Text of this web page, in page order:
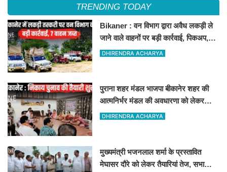
TRENDING TODAY
Bikaner : वन विभाग द्वारा अवैध लकड़ी ले
जाने वाले वाहनों पर बड़ी कार्रवाई, पिकअप,
ट्रैक्टर और ट्रक जब्त!
DHIRENDRA ACHARYA
पुराना शहर मंडल भाजपा बीकानेर शहर की
आत्मनिर्भर मंडल की अवधारणा को लेकर
मासिक एवं निकाय चुनाव की तैयारी बैठक
DHIRENDRA ACHARYA
मुख्यमंत्री भजनलाल शर्मा के प्रस्तावित
मेघासर दौरे को लेकर तैयारियां तेज, सभा